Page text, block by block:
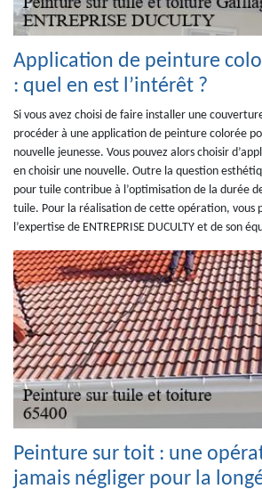
Application de peinture
: quel en est l’intérêt ?
Si vous avez choisi de faire installer une
procéder à une application de peinture colorée
nouvelle jeunesse. Vous pouvez alors choisir
en choisir une nouvelle. Outre la question
pour tuile contribue à l’optimisation de la durée
tuile. Pour la réalisation de cette opération, vous
l’expertise de ENTREPRISE DUCULTY et de son
Peinture sur toit : une
jamais négliger pour la